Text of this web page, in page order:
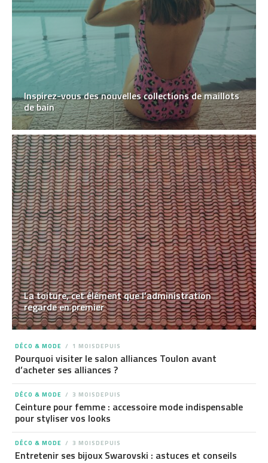
Inspirez-vous des nouvelles collections de maillots
de bain
La toiture, cet élément que l’administration
regarde en premier
DÉCO & MODE 1 MOISDEPUIS
Pourquoi visiter le salon alliances Toulon avant
d’acheter ses alliances ?
DÉCO & MODE 3 MOISDEPUIS
Ceinture pour femme : accessoire mode indispensable
pour styliser vos looks
DÉCO & MODE 3 MOISDEPUIS
Entretenir ses bijoux Swarovski : astuces et conseils